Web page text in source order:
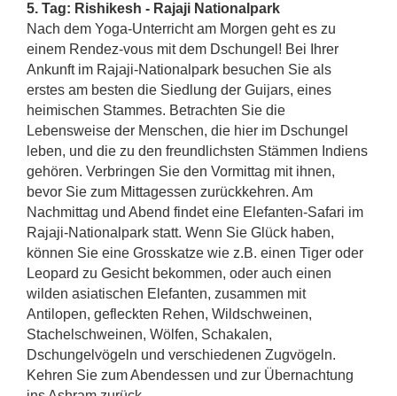
5. Tag: Rishikesh - Rajaji Nationalpark
Nach dem Yoga-Unterricht am Morgen geht es zu
einem Rendez-vous mit dem Dschungel! Bei Ihrer
Ankunft im Rajaji-Nationalpark besuchen Sie als
erstes am besten die Siedlung der Guijars, eines
heimischen Stammes. Betrachten Sie die
Lebensweise der Menschen, die hier im Dschungel
leben, und die zu den freundlichsten Stämmen Indiens
gehören. Verbringen Sie den Vormittag mit ihnen,
bevor Sie zum Mittagessen zurückkehren. Am
Nachmittag und Abend findet eine Elefanten-Safari im
Rajaji-Nationalpark statt. Wenn Sie Glück haben,
können Sie eine Grosskatze wie z.B. einen Tiger oder
Leopard zu Gesicht bekommen, oder auch einen
wilden asiatischen Elefanten, zusammen mit
Antilopen, gefleckten Rehen, Wildschweinen,
Stachelschweinen, Wölfen, Schakalen,
Dschungelvögeln und verschiedenen Zugvögeln.
Kehren Sie zum Abendessen und zur Übernachtung